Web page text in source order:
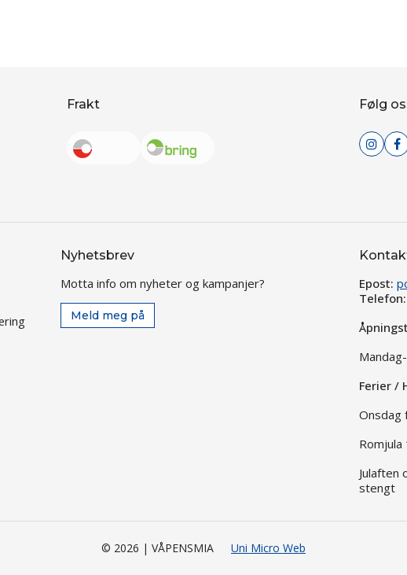
Frakt Følg
Nyhetsbrev
Motta info om nyheter og kampanjer?
Meld meg på
Epost:
Telefon:
Ferier /
Onsdag
Julaften
stengt
© 2026 | VÅPENSMIA Uni Micro Web